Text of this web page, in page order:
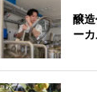
醸
ーカ